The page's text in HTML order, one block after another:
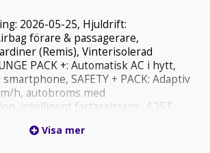
2026-05-25, Hjuldrift:
förare & passagerare,
(Remis), Vinterisolerad
PACK +: Automatisk AC i hytt,
SAFETY + PACK: Adaptiv
h, autobroms med
intelligent fartassistans, 4.25T -
+ el) värmare med höghöjdssats och
Visa mer